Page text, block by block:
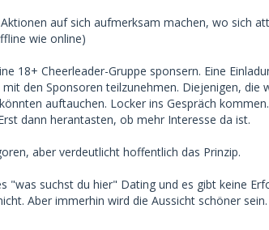
auf sich aufmerksam machen, wo sich
wie online)
18+ Cheerleader-Gruppe sponsern. Eine
den Sponsoren teilzunehmen. Diejenigen, die
auftauchen. Locker ins Gespräch
dann herantasten, ob mehr Interesse da ist.
aber verdeutlicht hoffentlich das Prinzip.
"was suchst du hier" Dating und es gibt keine
Aber immerhin wird die Aussicht schöner sein.